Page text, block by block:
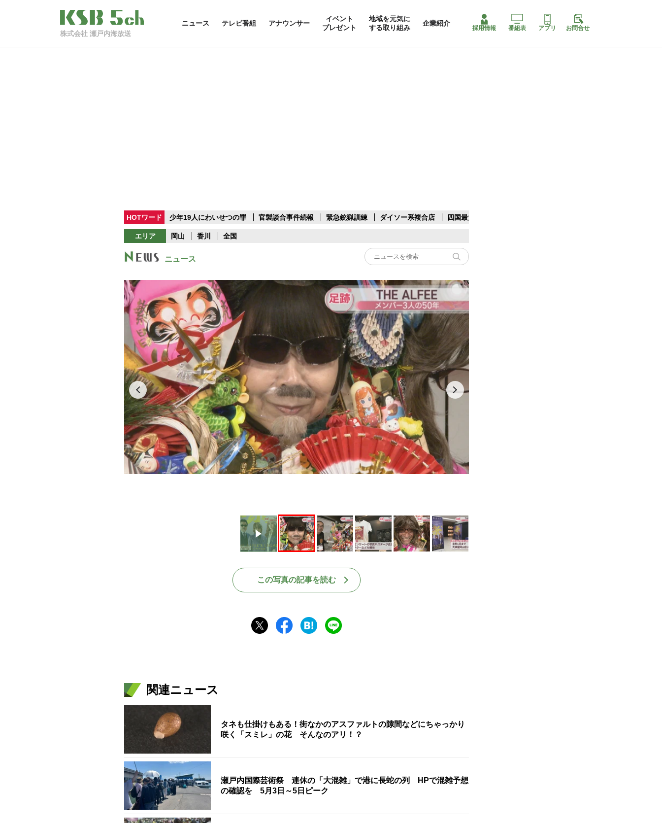
株式会社 瀬戸内海放送
ニュース テレビ番組 アナウンサー
イベント
プレゼント
地域を元気に
する取り組み
企業紹介
採用情報 番組表 アプリ お問合せ
HOTワード 少年19人にわいせつの罪 官製談合事件続報 緊急銃猟訓練 ダイソー系複合店 四国最大スリコ
エリア 岡山 香川 全国
ニュース
Play
この写真の記事を読む
関連ニュース
タネも仕掛けもある！街なかのアスファルトの隙間などにちゃっかり
咲く「スミレ」の花 そんなのアリ！？
瀬戸内国際芸術祭 連休の「大混雑」で港に長蛇の列 HPで混雑予想
の確認を 5月3日～5日ピーク